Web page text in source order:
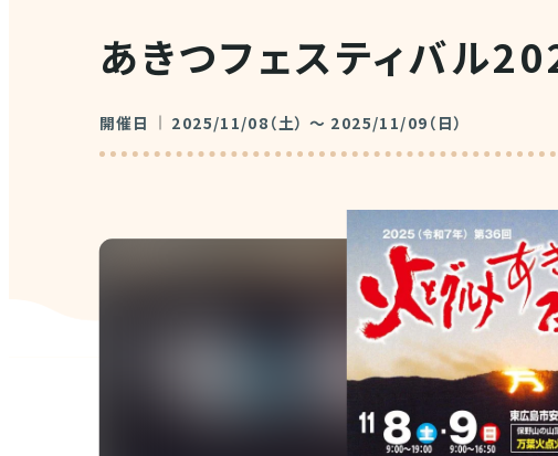
あきつフェスティバル
開催日 2025/11/08（土） ～ 2025/11/09（日）
体験・ガイド
モデルコース
VISIT
(English